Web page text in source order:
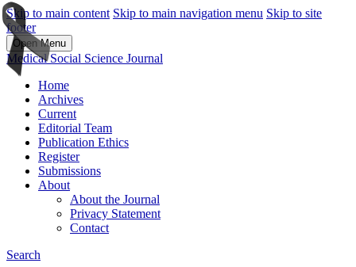
Skip to main content Skip to main navigation menu Skip to site
footer
Open Menu
Medical Social Science Journal
Home
Archives
Current
Editorial Team
Publication Ethics
Register
Submissions
About
About the Journal
Privacy Statement
Contact
Search